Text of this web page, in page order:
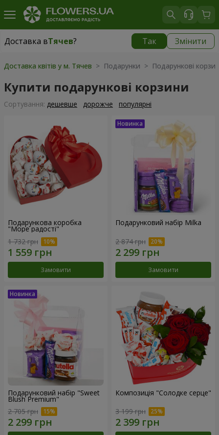
Доставка вТячев? Так Змінити
Доставка вТячев|
Доставка квітів у м. Тячев > Подарунки > Подарункові
Купити подарункові корзини
Сортування: дешевше дорожче популярні
Подарункова коробка
"Море радості"
1 732 грн
Замовити
Подарунковий набір Milka
2 874 грн
Замовити
Подарунковий набір "Sweet
Blush Premium"
2 705 грн
Композиція "Солодке серце"
3 199 грн